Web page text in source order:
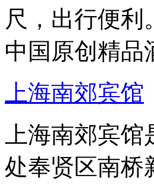
尺，出行便利
中国原创精品
上海南郊宾馆
上海南郊宾
处奉贤区南桥